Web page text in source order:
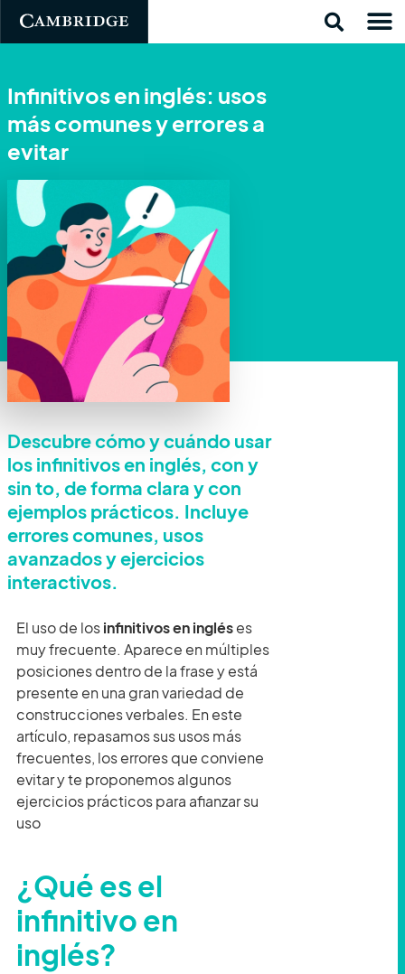
Infinitivos en inglés: usos
más comunes y errores a
evitar
Descubre cómo y cuándo usar
los infinitivos en inglés, con y
sin to, de forma clara y con
ejemplos prácticos. Incluye
errores comunes, usos
avanzados y ejercicios
interactivos.
El uso de losinfinitivos en ingléses
muy frecuente. Aparece en múltiples
posiciones dentro de la frase y está
presente en una gran variedad de
construcciones verbales. En este
artículo, repasamos sus usos más
frecuentes, los errores que conviene
evitar y te proponemos algunos
ejercicios prácticos para afianzar su
uso
¿Qué es el
infinitivo en
inglés?